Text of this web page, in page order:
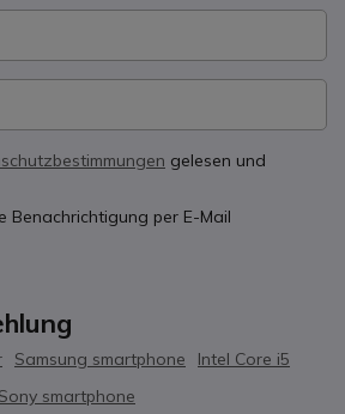
gelesen und
Benachrichtigung per E-Mail
Samsung smartphone
Intel Core i5
Sony smartphone